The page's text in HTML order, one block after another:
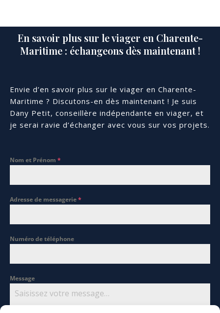
En savoir plus sur le viager en Charente-
Maritime : échangeons dès maintenant !
Envie d’en savoir plus sur le viager en Charente-
Maritime ? Discutons-en dès maintenant ! Je suis
Dany Petit, conseillère indépendante en viager, et
je serai ravie d’échanger avec vous sur vos projets.
Nom et Prénom *
Adresse de messagerie*
Numéro de téléphone
Message